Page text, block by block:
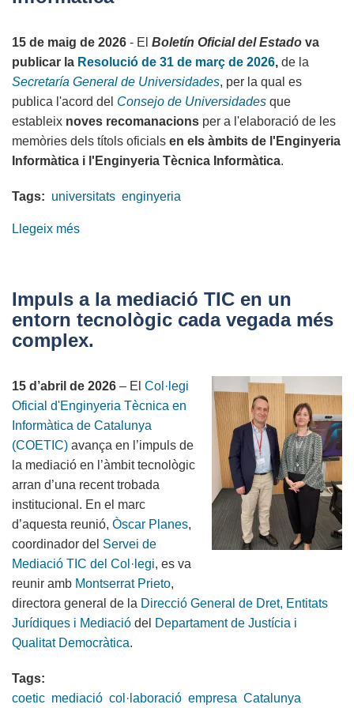
i
Societat
de
la
Informació
15 de maig de 2026 - El Boletín Oficial del Estado va
publicar la Resolució de 31 de març de 2026, de la
Secretaría General de Universidades, per la qual es
publica l'acord del Consejo de Universidades que
estableix noves recomanacions per a l'elaboració de les
memòries dels títols oficials en els àmbits de l'Enginyeria
Informàtica i l'Enginyeria Tècnica Informàtica.
Tags: universitats enginyeria
Llegeix més
l'estandardització
dels
estudis
informàtica
Impuls a la mediació TIC en un
entorn tecnològic cada vegada més
complex.
15 d’abril de 2026 – El Col·legi
Oficial d'Enginyeria Tècnica en
Informàtica de Catalunya
(COETIC) avança en l’impuls de
la mediació en l’àmbit tecnològic
arran d’una recent trobada
institucional. En el marc
d’aquesta reunió, Òscar Planes,
coordinador del Servei de
Mediació TIC del Col·legi, es va
reunir amb Montserrat Prieto,
directora general de la Direcció General de Dret, Entitats
Jurídiques i Mediació del Departament de Justícia i
Qualitat Democràtica.
Tags:
coetic mediació col·laboració empresa Catalunya